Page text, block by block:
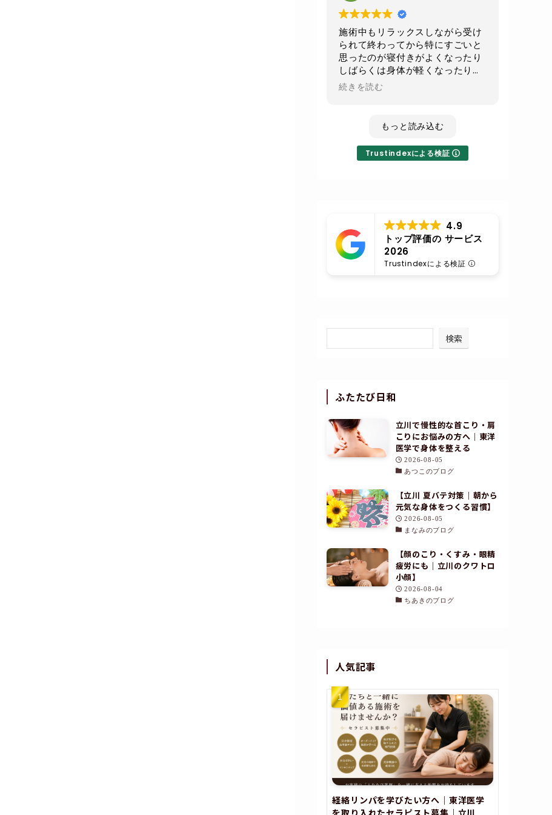
続でお願いして
少しでもお腹周りがスッキリ出来
たらいいなと思います
不眠気味の時のレイキは寝てしま
うくらいすごい癒されるので
その時はまたレイキもよろしくお
願いします
いつも丁寧な施術に対応ありがと
うございます
施術中もリラックスしながら受け
られて終わってから特にすごいと
思ったのが寝付きがよくなったり
しばらくは身体が軽くなったり全
身の血流が良くなったのが実感で
きてとても良かったです！
続きを読む
もっと読み込む
Trustindexによる検証
4.9
トップ評価の サービス
2026
Trustindexによる検証
検索
ふたたび日和
立川で慢性的な首こり・肩
こりにお悩みの方へ｜東洋
医学で身体を整える
2026-08-05
あつこのブログ
【立川 夏バテ対策｜朝から
元気な身体をつくる習慣】
2026-08-05
まなみのブログ
【顔のこり・くすみ・眼精
疲労にも｜立川のクワトロ
小顔】
2026-08-04
ちあきのブログ
人気記事
経絡リンパを学びたい方へ｜東洋医学
を取り入れたセラピスト募集｜立川